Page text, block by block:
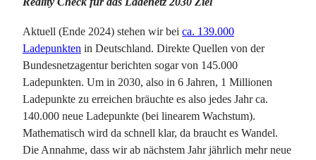
Aktuell (Ende 2024) stehen wir bei ca. 139.000
Ladepunkten in Deutschland. Direkte Quellen von der
Bundesnetzagentur berichten sogar von 145.000
Ladepunkten. Um in 2030, also in 6 Jahren, 1 Millionen
Ladepunkte zu erreichen bräuchte es also jedes Jahr ca.
140.000 neue Ladepunkte (bei linearem Wachstum).
Mathematisch wird da schnell klar, da braucht es Wandel.
Die Annahme, dass wir ab nächstem Jahr jährlich mehr neue